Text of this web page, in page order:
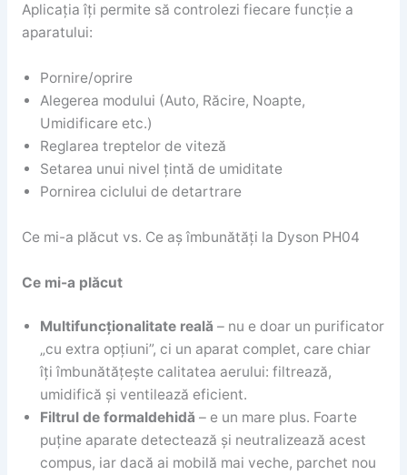
Aplicația îți permite să controlezi fiecare funcție a
aparatului:
Pornire/oprire
Alegerea modului (Auto, Răcire, Noapte,
Umidificare etc.)
Reglarea treptelor de viteză
Setarea unui nivel țintă de umiditate
Pornirea ciclului de detartrare
Ce mi-a plăcut vs. Ce aș îmbunătăți la Dyson PH04
Ce mi-a plăcut
Multifuncționalitate reală – nu e doar un purificator
„cu extra opțiuni”, ci un aparat complet, care chiar
îți îmbunătățește calitatea aerului: filtrează,
umidifică și ventilează eficient.
Filtrul de formaldehidă – e un mare plus. Foarte
puține aparate detectează și neutralizează acest
compus, iar dacă ai mobilă mai veche, parchet nou